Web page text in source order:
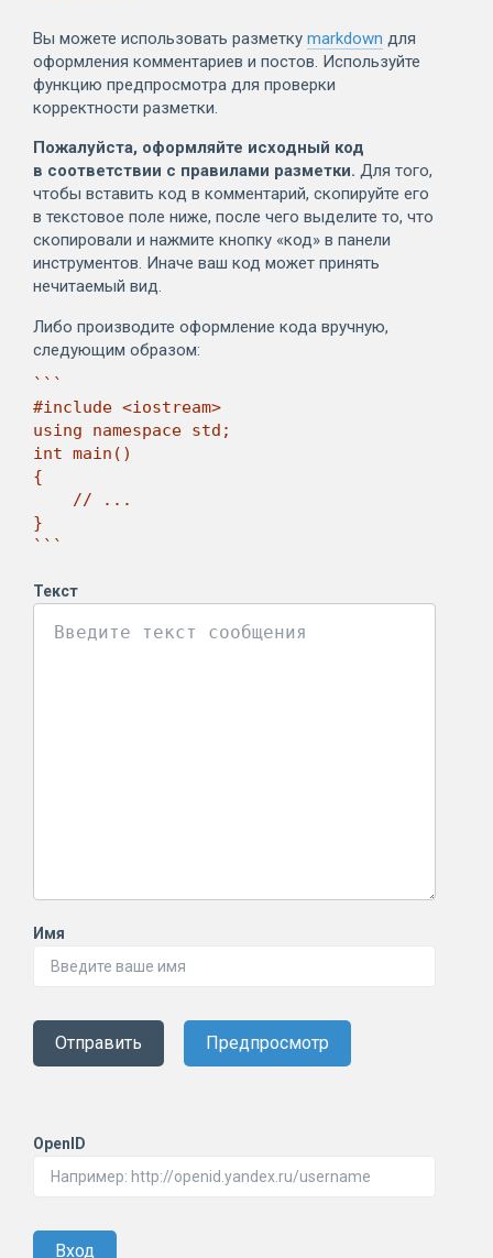
Вы можете использовать разметку markdown для
оформления комментариев и постов. Используйте
функцию предпросмотра для проверки
корректности разметки.
Пожалуйста, оформляйте исходный код
в соответствии с правилами разметки. Для того,
чтобы вставить код в комментарий, скопируйте его
в текстовое поле ниже, после чего выделите то, что
скопировали и нажмите кнопку «код» в панели
инструментов. Иначе ваш код может принять
нечитаемый вид.
Либо производите оформление кода вручную,
следующим образом:
```
#include <iostream>
using namespace std;
int main()
{
}
```
Текст
Имя
Отправить Предпросмотр
OpenID
Вход